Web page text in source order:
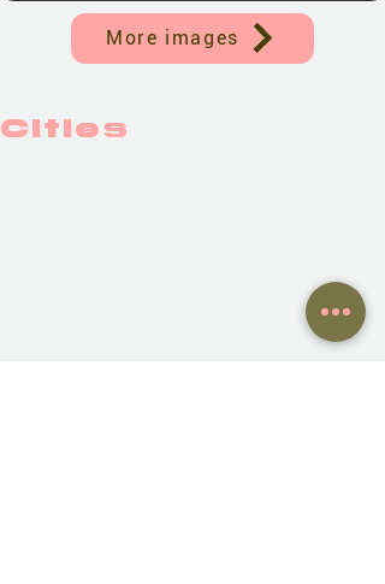
More images
Cities